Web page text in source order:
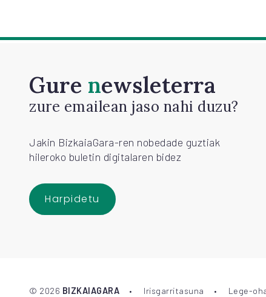
Gure newsleterra
zure emailean jaso nahi duzu?
Jakin BizkaiaGara-ren nobedade guztiak
hileroko buletin digitalaren bidez
Harpidetu
© 2026 BIZKAIAGARA Irisgarritasuna Lege-